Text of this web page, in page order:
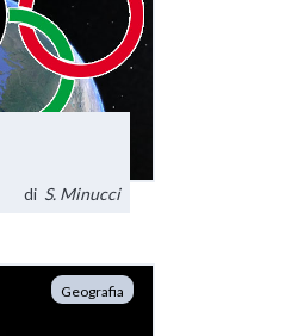
di S. Minucci
Geografia